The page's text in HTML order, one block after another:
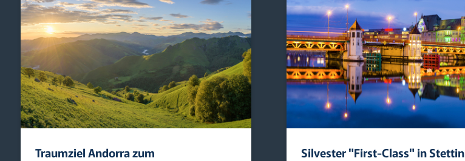
Traumziel Andorra zum
Silvester "First-Class" in Stettin